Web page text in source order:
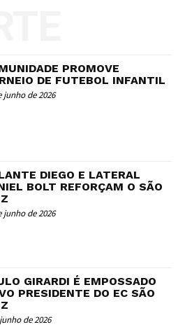
PROMOVE
DE FUTEBOL INFANTIL
junho de 2026
DIEGO E LATERAL
BOLT REFORÇAM O SÃO
junho de 2026
GIRARDI É EMPOSSADO
PRESIDENTE DO EC SÃO
de 2026